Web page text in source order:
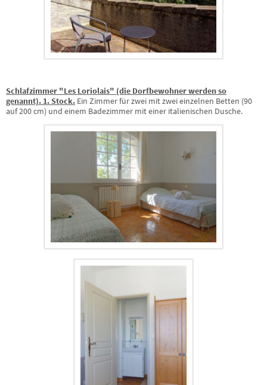
Schlafzimmer "Les Loriolais" (die Dorfbewohner werden so
genannt). 1. Stock. Ein Zimmer für zwei mit zwei einzelnen Betten (90
auf 200 cm) und einem Badezimmer mit einer italienischen Dusche.